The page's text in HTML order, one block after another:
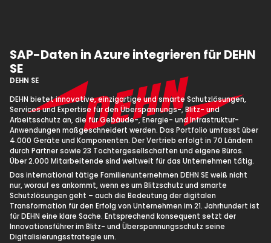
SAP-Daten in Azure integrieren für DEHN
SE
DEHN SE
DEHN bietet innovative, einzigartige und smarte Schutzlösungen,
Services und Expertise für den Überspannungs-, Blitz- und
Arbeitsschutz an, die für Gebäude-, Energie- und Infrastruktur-
Anwendungen maßgeschneidert werden. Das Portfolio umfasst über
4.000 Geräte und Komponenten. Der Vertrieb erfolgt in 70 Ländern
durch Partner sowie 23 Tochtergesellschaften und eigene Büros.
Über 2.000 Mitarbeitende sind weltweit für das Unternehmen tätig.
Das international tätige Familienunternehmen DEHN SE weiß nicht
nur, worauf es ankommt, wenn es um Blitzschutz und smarte
Schutzlösungen geht – auch die Bedeutung der digitalen
Transformation für den Erfolg von Unternehmen im 21. Jahrhundert ist
für DEHN eine klare Sache. Entsprechend konsequent setzt der
Innovationsführer im Blitz- und Überspannungsschutz seine
Digitalisierungsstrategie um.